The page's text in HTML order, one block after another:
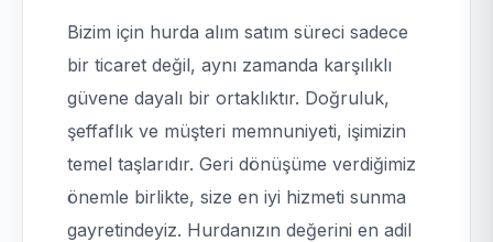
Bizim için hurda alım satım süreci sadece
bir ticaret değil, aynı zamanda karşılıklı
güvene dayalı bir ortaklıktır. Doğruluk,
şeffaflık ve müşteri memnuniyeti, işimizin
temel taşlarıdır. Geri dönüşüme verdiğimiz
önemle birlikte, size en iyi hizmeti sunma
gayretindeyiz. Hurdanızın değerini en adil